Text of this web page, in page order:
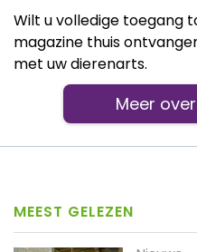
Wilt u volledige toegang
magazine thuis
met uw dierenarts.
Meer
MEEST GELEZEN